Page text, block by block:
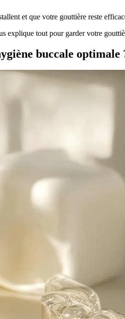
et que votre gouttière reste
explique tout pour garder votre
buccale optimale